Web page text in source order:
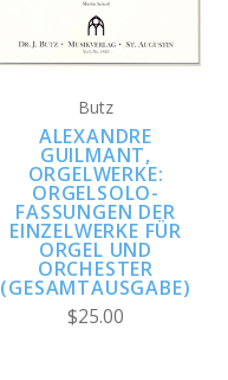
Butz
ALEXANDRE
GUILMANT,
ORGELWERKE:
ORGELSOLO-
FASSUNGEN DER
EINZELWERKE FÜR
ORGEL UND
ORCHESTER
(GESAMTAUSGABE)
$25.00